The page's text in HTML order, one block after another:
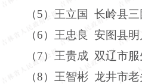
（5）王立国 长岭县
（6）王忠良
安图县
（7）王贵成 双辽市
（8）王智彬 龙井市